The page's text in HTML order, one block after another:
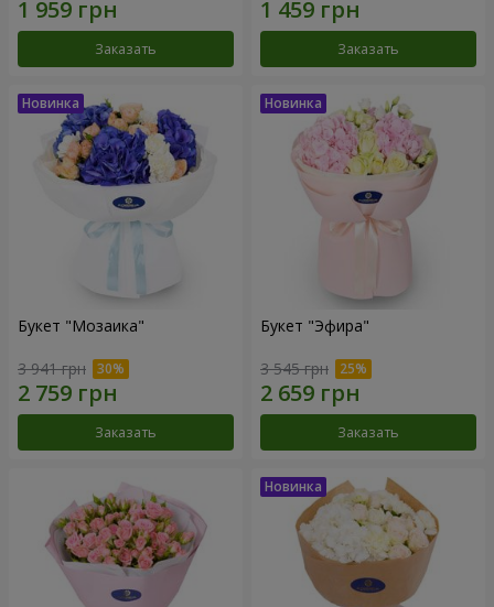
Заказать Заказать
Букет "Мозаика"
3 941 грн
Заказать
Букет "Эфира"
3 545 грн
Заказать